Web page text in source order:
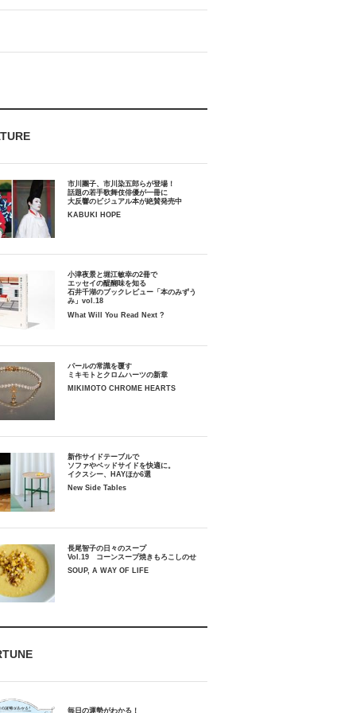
市川團子、市川染五郎らが登場！
話題の若手歌舞伎俳優が一冊に
大反響のビジュアル本が絶賛発売中
KABUKI HOPE
小津夜景と堀江敏幸の2冊で
エッセイの醍醐味を知る
石井千湖のブックレビュー「本のみずう
み」vol.18
What Will You Read Next ?
パールの常識を覆す
ミキモトとクロムハーツの新章
MIKIMOTO CHROME HEARTS
新作サイドテーブルで
ソファやベッドサイドを快適に。
イクスシー、HAYほか6選
New Side Tables
長尾智子の日々のスープ
Vol.19 コーンスープ焼きもろこしのせ
SOUP, A WAY OF LIFE
毎日の運勢がわかる！